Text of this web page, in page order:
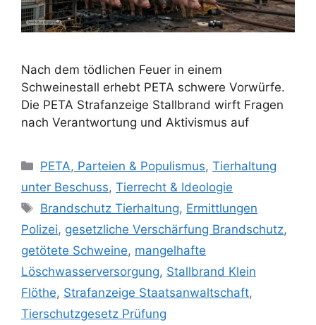
Nach dem tödlichen Feuer in einem
Schweinestall erhebt PETA schwere Vorwürfe.
Die PETA Strafanzeige Stallbrand wirft Fragen
nach Verantwortung und Aktivismus auf
K
e
g
o
r
i
n
PETA, Parteien & Populismus,Tierhaltung
unter Beschuss, Tierrecht & Ideologie
S
c
l
a
g
w
Brandschutz Tierhaltung, Ermittlungen
Polizei, gesetzliche Verschärfung Brandschutz,
getötete Schweine, mangelhafte
Löschwasserversorgung, Stallbrand Klein
Flöthe, Strafanzeige Staatsanwaltschaft,
Tierschutzgesetz Prüfung